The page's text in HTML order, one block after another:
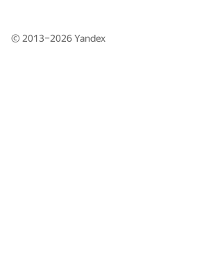
© 2013–2026Yandex